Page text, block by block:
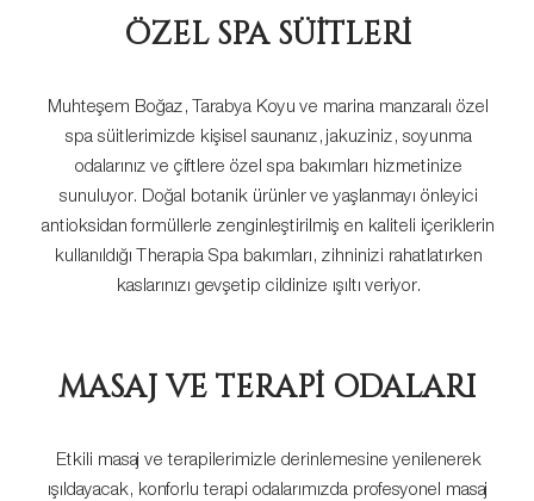
ÖZEL SPA SÜİTLERİ
Muhteşem Boğaz, Tarabya Koyu ve marina manzaralı özel
spa süitlerimizde kişisel saunanız, jakuziniz, soyunma
odalarınız ve çiftlere özel spa bakımları hizmetinize
sunuluyor. Doğal botanik ürünler ve yaşlanmayı önleyici
antioksidan formüllerle zenginleştirilmiş en kaliteli içeriklerin
kullanıldığı Therapia Spa bakımları, zihninizi rahatlatırken
kaslarınızı gevşetip cildinize ışıltı veriyor.
MASAJ VE TERAPİ ODALARI
Etkili masaj ve terapilerimizle derinlemesine yenilenerek
ışıldayacak, konforlu terapi odalarımızda profesyonel masaj